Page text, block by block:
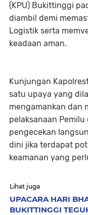
(KPU) Bukittinggi
diambil demi
Logistik serta
keadaan aman.
Kunjungan
satu upaya yang
mengamankan dan
pelaksanaan
pengecekan
dini jika terdapat
keamanan yang
Lihat juga
UPACARA HARI
BUKITTINGGI